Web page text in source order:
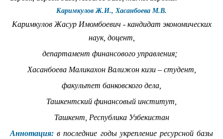
Каримкулов Ж.И., Хасанбоева М.В.
Каримкулов Жасур Имомбоевич - кандидат экономических
наук, доцент,
департамент финансового управления;
Хасанбоева Маликахон Валижон кизи – студент,
факультет банковского дела,
Ташкентский финансовый институт,
Ташкент, Республика Узбекистан
Аннотация: в последние годы укрепление ресурсной базы